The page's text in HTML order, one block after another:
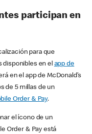
participan en
para que
disponibles en el app de
en el app de McDonald’s
de 5 millas de un
Order & Pay.
el ícono de un
Order & Pay está